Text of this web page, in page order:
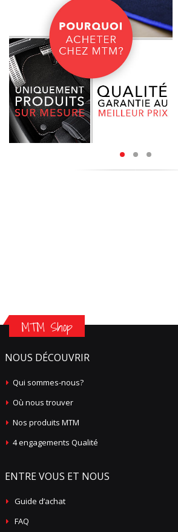
MTM Shop
NOUS DÉCOUVRIR
Qui sommes-nous?
Où nous trouver
Nos produits MTM
4 engagements Qualité
ENTRE VOUS ET NOUS
Guide d’achat
FAQ